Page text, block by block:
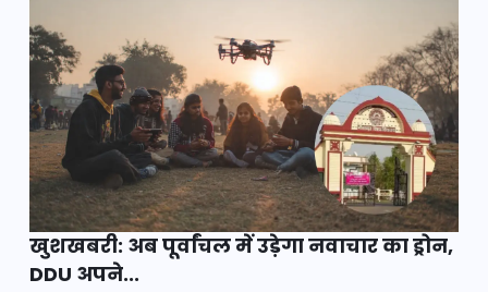
खुशखबरी: अब पूर्वांचल में उड़ेगा नवाचार का ड्रोन,
DDU अपने...